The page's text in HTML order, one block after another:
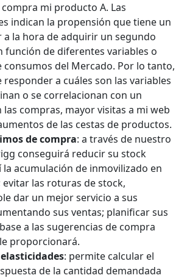
compra mi producto A. Las
indican la propensión que tiene un
a la hora de adquirir un segundo
función de diferentes variables o
consumos del Mercado. Por lo tanto,
a cuáles son las variables
o se correlacionan con un
compras, mayor visitas a mi web
de las cestas de productos.
de compra: a través de nuestro
conseguirá reducir su stock
la acumulación de inmovilizado en
evitar las roturas de stock,
dar un mejor servicio a sus
sus ventas; planificar sus
a las sugerencias de compra
proporcionará.
: permite calcular el
de la cantidad demandada